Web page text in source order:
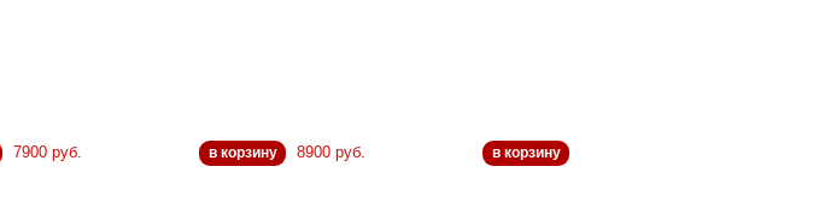
7900 руб. в корзину 8900 руб. в корзину